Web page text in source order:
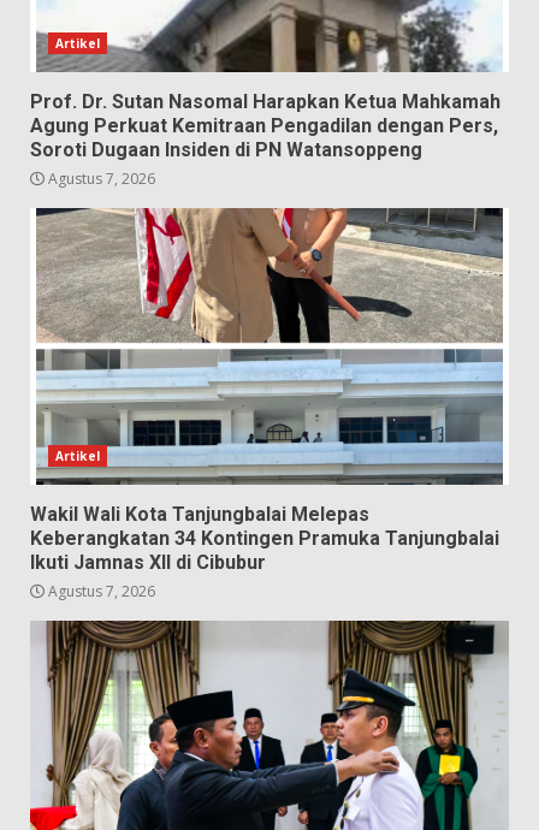
Artikel
Prof. Dr. Sutan Nasomal Harapkan Ketua Mahkamah
Agung Perkuat Kemitraan Pengadilan dengan Pers,
Soroti Dugaan Insiden di PN Watansoppeng
Agustus 7, 2026
Artikel
Wakil Wali Kota Tanjungbalai Melepas
Keberangkatan 34 Kontingen Pramuka Tanjungbalai
Ikuti Jamnas XII di Cibubur
Agustus 7, 2026